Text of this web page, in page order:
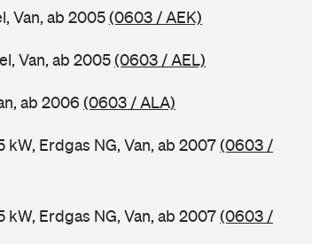
Van, ab 2005(0603 / AEK)
Van, ab 2005(0603 / AEL)
ab 2006 (0603 / ALA)
kW, Erdgas NG, Van, ab 2007(0603 /
kW, Erdgas NG, Van, ab 2007(0603 /